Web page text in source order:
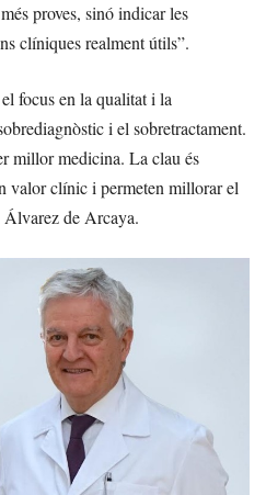
proves, sinó indicar les
clíniques realment útils”.
focus en la qualitat i la
i el sobretractament.
millor medicina. La clau és
valor clínic i permeten millorar el
Álvarez de Arcaya.